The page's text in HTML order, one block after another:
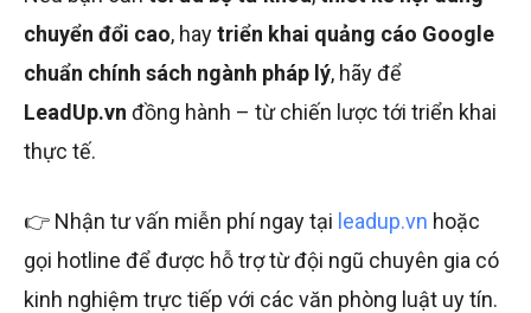
chuyển đổi cao, haytriển khai quảng cáo Google
chuẩn chính sách ngành pháp lý, hãy để
LeadUp.vn đồng hành – từ chiến lược tới triển khai
thực tế.
👉 Nhận tư vấn miễn phí ngay tại leadup.vn hoặc
gọi hotline để được hỗ trợ từ đội ngũ chuyên gia có
kinh nghiệm trực tiếp với các văn phòng luật uy tín.